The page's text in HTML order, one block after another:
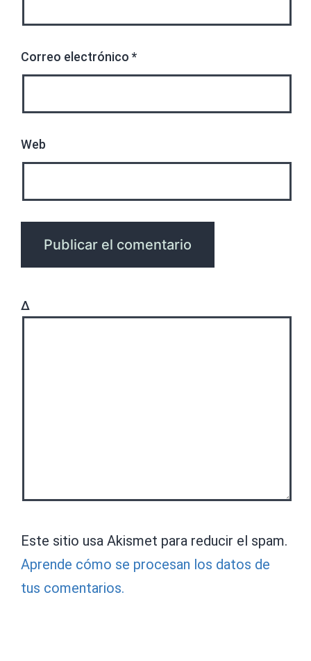
Correo electrónico *
Web
Δ
Este sitio usa Akismet para reducir el spam.
Aprende cómo se procesan los datos de
tus comentarios.